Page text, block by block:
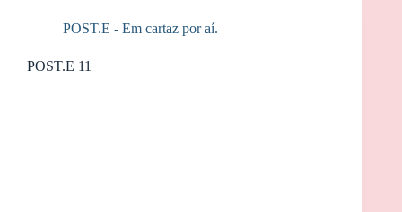
POST.E - Em cartaz por aí.
POST.E 11